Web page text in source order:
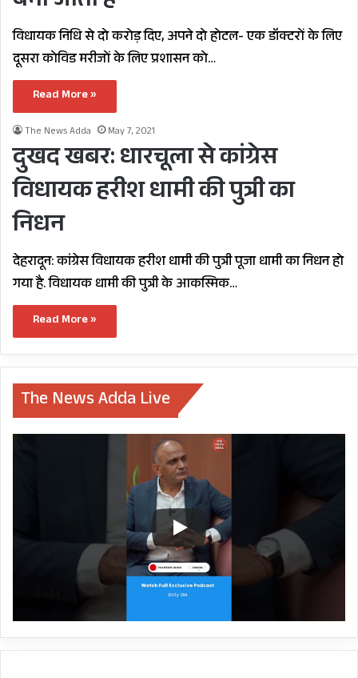
विधायक निधि से दो करोड़ दिए, अपने दो होटल- एक डॉक्टरों के लिए
दूसरा कोविड मरीजों के लिए प्रशासन को…
Read More »
The News Adda May 7, 2021
दुखद खबर: धारचूला से कांग्रेस
विधायक हरीश धामी की पुत्री का
निधन
देहरादून: कांग्रेस विधायक हरीश धामी की पुत्री पूजा धामी का निधन हो
गया है. विधायक धामी की पुत्री के आकस्मिक…
Read More »
The News Adda Live